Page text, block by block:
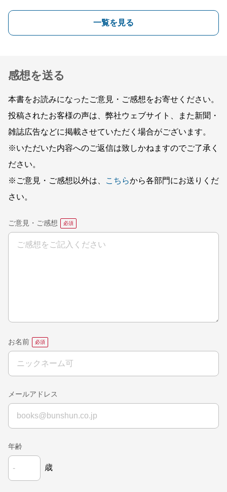
一覧を見る
感想を送る
本書をお読みになったご意見・ご感想をお寄せください。
投稿されたお客様の声は、弊社ウェブサイト、また新聞・
雑誌広告などに掲載させていただく場合がございます。
※いただいた内容へのご返信は致しかねますのでご了承く
ださい。
※ご意見・ご感想以外は、
こちらから各部門にお送りくだ
さい。
ご意見・ご感想
お名前
メールアドレス
年齢
歳